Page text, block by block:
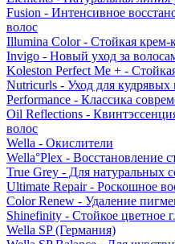
Fusion - Интенсивное
волос
Illumina Color - Стойкая крем-
Invigo - Новый уход за
Koleston Perfect Me + -
Nutricurls - Уход для
Performance - Классика
Oil Reflections -
волос
Wella - Окислители
Wella°Plex - Восстановление
True Grey - Для натуральных
Ultimate Repair - Роскошное
Color Renew - Удаление
Shinefinity - Стойкое цветное
Wella SP (Германия)